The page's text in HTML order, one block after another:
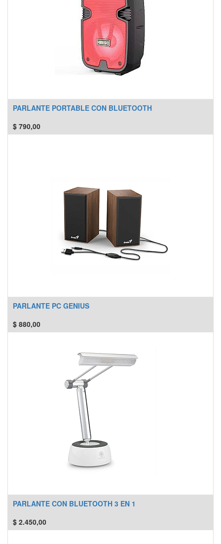
PARLANTE PORTABLE CON BLUETOOTH
$ 790,00
PARLANTE PC GENIUS
$ 880,00
PARLANTE CON BLUETOOTH 3 EN 1
$ 2.450,00